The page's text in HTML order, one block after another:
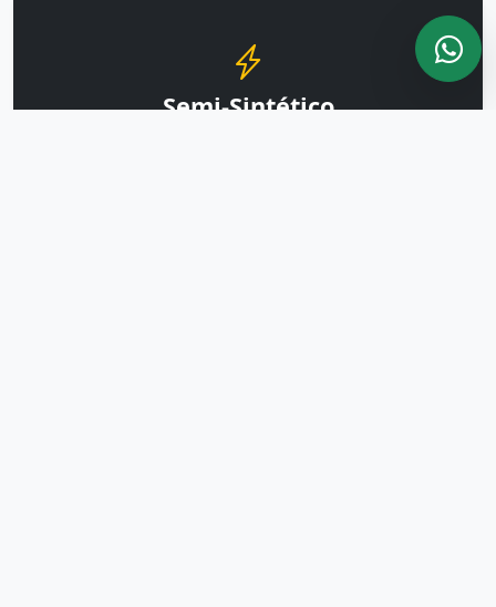
Semi-Sintético